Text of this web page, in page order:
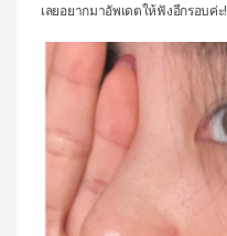
แผนกศัลยกรรมจุดซ่อนเร้น
let-me-in
แนะนำโรงพยาบาลไอดี
ศัลยกรรมอย่างปลอดภัย
ปรึกษาทางออนไลน์
เลยอยากมาอัพเดตให้ฟังอีกรอบค่ะ!